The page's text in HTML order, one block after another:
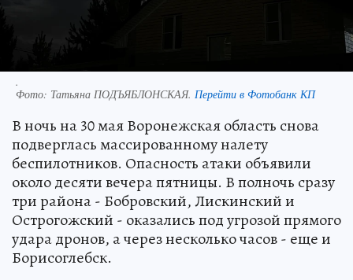
.
Фото: Татьяна ПОДЪЯБЛОНСКАЯ. Перейти в Фотобанк КП
В ночь на 30 мая Воронежская область снова
подверглась массированному налету
беспилотников. Опасность атаки объявили
около десяти вечера пятницы. В полночь сразу
три района - Бобровский, Лискинский и
Острогожский - оказались под угрозой прямого
удара дронов, а через несколько часов - еще и
Борисоглебск.